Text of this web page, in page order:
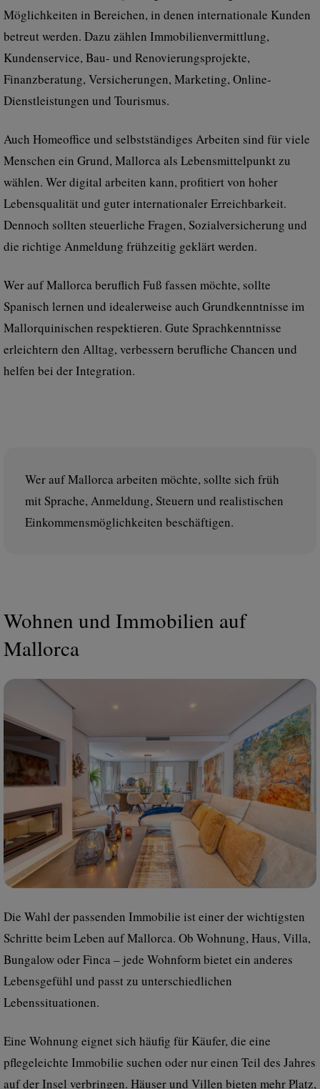
Möglichkeiten in Bereichen, in denen internationale Kunden
betreut werden. Dazu zählen Immobilienvermittlung,
Kundenservice, Bau- und Renovierungsprojekte,
Finanzberatung, Versicherungen, Marketing, Online-
Dienstleistungen und Tourismus.
Auch Homeoffice und selbstständiges Arbeiten sind für viele
Menschen ein Grund, Mallorca als Lebensmittelpunkt zu
wählen. Wer digital arbeiten kann, profitiert von hoher
Lebensqualität und guter internationaler Erreichbarkeit.
Dennoch sollten steuerliche Fragen, Sozialversicherung und
die richtige Anmeldung frühzeitig geklärt werden.
Wer auf Mallorca beruflich Fuß fassen möchte, sollte
Spanisch lernen und idealerweise auch Grundkenntnisse im
Mallorquinischen respektieren. Gute Sprachkenntnisse
erleichtern den Alltag, verbessern berufliche Chancen und
helfen bei der Integration.
Wer auf Mallorca arbeiten möchte, sollte sich früh
mit Sprache, Anmeldung, Steuern und realistischen
Einkommensmöglichkeiten beschäftigen.
Wohnen und Immobilien auf
Mallorca
Die Wahl der passenden Immobilie ist einer der wichtigsten
Schritte beim Leben auf Mallorca. Ob Wohnung, Haus, Villa,
Bungalow oder Finca – jede Wohnform bietet ein anderes
Lebensgefühl und passt zu unterschiedlichen
Lebenssituationen.
Eine Wohnung eignet sich häufig für Käufer, die eine
pflegeleichte Immobilie suchen oder nur einen Teil des Jahres
auf der Insel verbringen. Häuser und Villen bieten mehr Platz,